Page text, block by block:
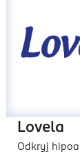
Lovela
Odkryj